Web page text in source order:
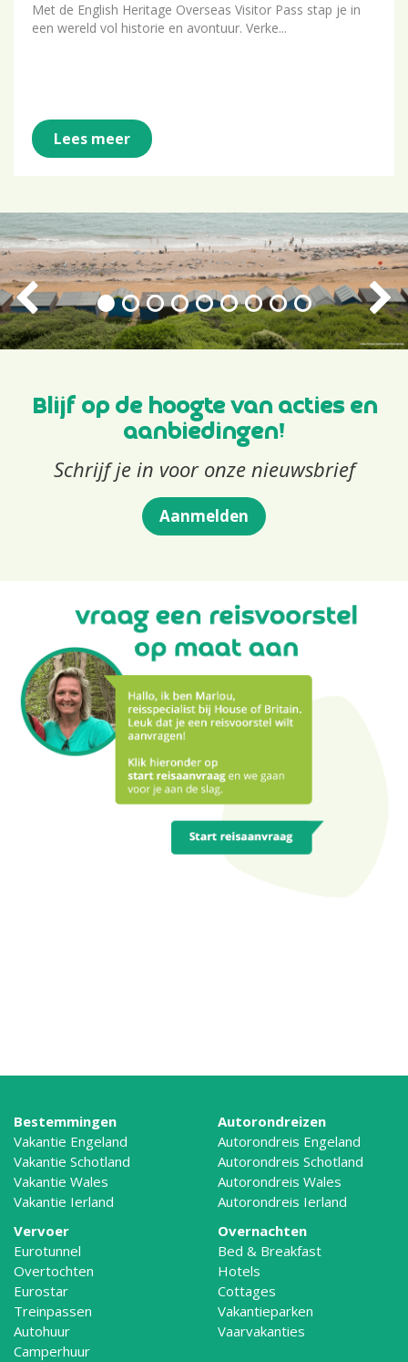
Met de English Heritage Overseas Visitor Pass stap je in
een wereld vol historie en avontuur. Verke...
Lees meer
Blijf op de hoogte van acties en
aanbiedingen!
Schrijf je in voor onze nieuwsbrief
Aanmelden
Bestemmingen
Vakantie Engeland
Vakantie Schotland
Vakantie Wales
Vakantie Ierland
Autorondreizen
Autorondreis Engeland
Autorondreis Schotland
Autorondreis Wales
Autorondreis Ierland
Vervoer
Eurotunnel
Overtochten
Eurostar
Treinpassen
Autohuur
Camperhuur
Overnachten
Bed & Breakfast
Hotels
Cottages
Vakantieparken
Vaarvakanties